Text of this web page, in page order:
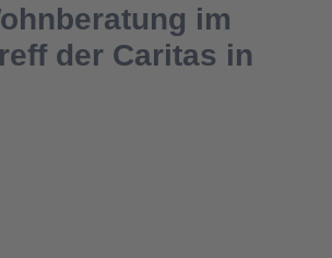
im
der Caritas in